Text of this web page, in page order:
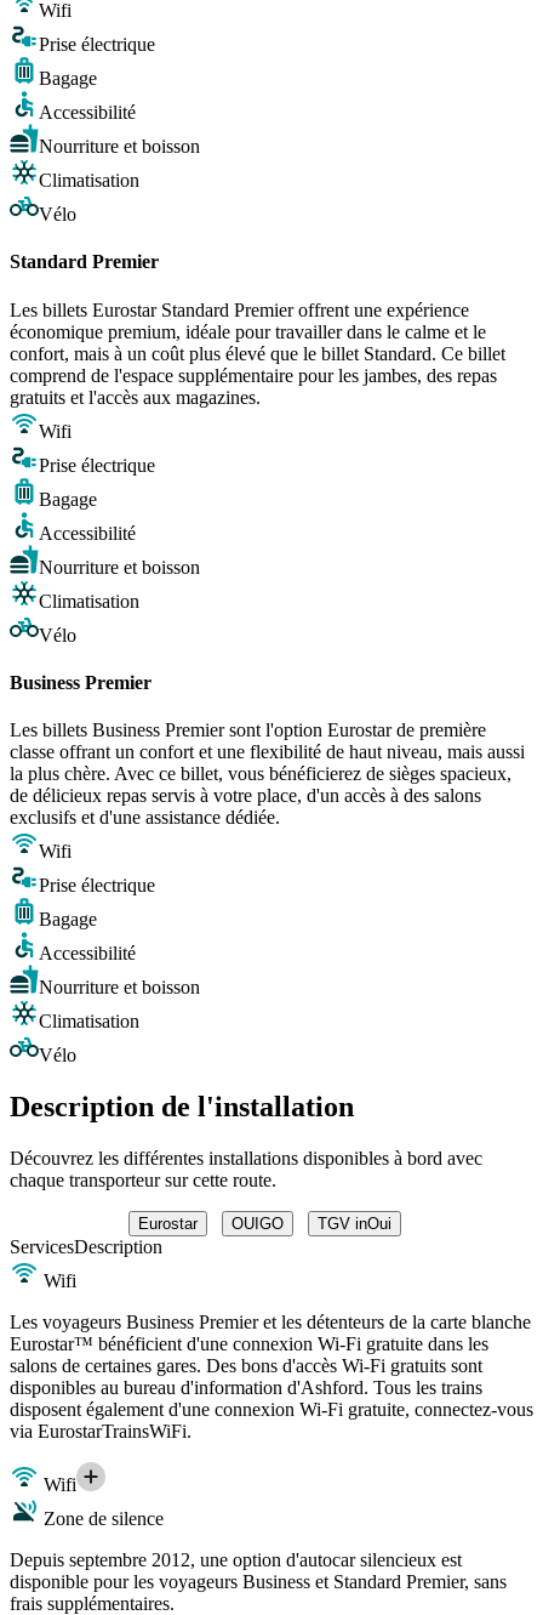
Wifi
Prise électrique
Bagage
Accessibilité
Nourriture et boisson
Climatisation
Vélo
Standard Premier
Les billets Eurostar Standard Premier offrent une expérience
économique premium, idéale pour travailler dans le calme et le
confort, mais à un coût plus élevé que le billet Standard. Ce billet
comprend de l'espace supplémentaire pour les jambes, des repas
gratuits et l'accès aux magazines.
Wifi
Prise électrique
Bagage
Accessibilité
Nourriture et boisson
Climatisation
Vélo
Business Premier
Les billets Business Premier sont l'option Eurostar de première
classe offrant un confort et une flexibilité de haut niveau, mais aussi
la plus chère. Avec ce billet, vous bénéficierez de sièges spacieux,
de délicieux repas servis à votre place, d'un accès à des salons
exclusifs et d'une assistance dédiée.
Wifi
Prise électrique
Bagage
Accessibilité
Nourriture et boisson
Climatisation
Vélo
Description de l'installation
Découvrez les différentes installations disponibles à bord avec
chaque transporteur sur cette route.
Eurostar OUIGO TGV inOui
ServicesDescription
Wifi
Les voyageurs Business Premier et les détenteurs de la carte blanche
Eurostar™ bénéficient d'une connexion Wi-Fi gratuite dans les
salons de certaines gares. Des bons d'accès Wi-Fi gratuits sont
disponibles au bureau d'information d'Ashford. Tous les trains
disposent également d'une connexion Wi-Fi gratuite, connectez-vous
via EurostarTrainsWiFi.
Wifi
Zone de silence
Depuis septembre 2012, une option d'autocar silencieux est
disponible pour les voyageurs Business et Standard Premier, sans
frais supplémentaires.